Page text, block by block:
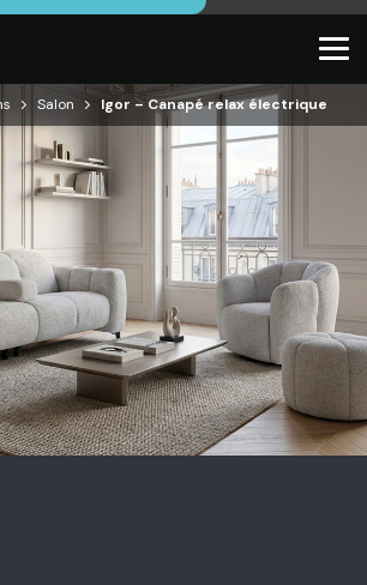
Salon Igor – Canapé relax électrique